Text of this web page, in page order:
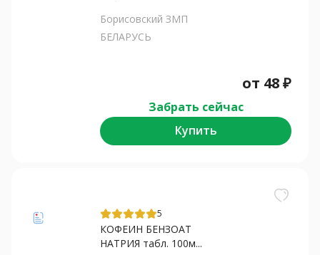
Борисовский ЗМП
БЕЛАРУСЬ
от 48₽
Забрать сейчас
Купить
5
КОФЕИН БЕНЗОАТ
НАТРИЯ табл. 100м...